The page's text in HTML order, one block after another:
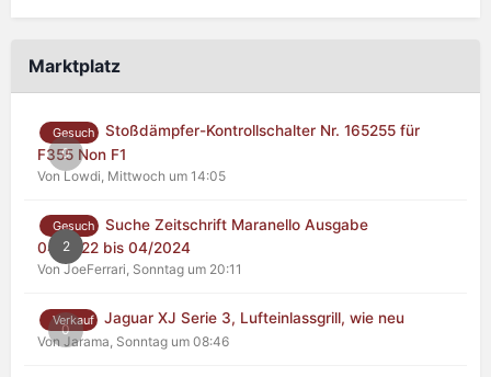
Marktplatz
0
Gesuch
Stoßdämpfer-Kontrollschalter Nr. 165255 für
F355 Non F1
Von Lowdi, Mittwoch um 14:05
2
Gesuch
Suche Zeitschrift Maranello Ausgabe
04/2022 bis 04/2024
Von JoeFerrari, Sonntag um 20:11
0
Verkauf Jaguar XJ Serie 3, Lufteinlassgrill, wie neu
Von Jarama, Sonntag um 08:46